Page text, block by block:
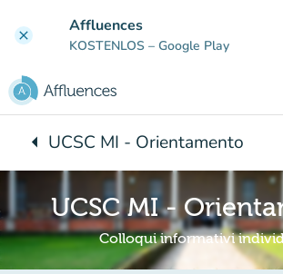
clear Affluences
KOSTENLOS – Google Play
arrow_leftZurück zu:
UCSC MI - Orientamento
UCSC MI -
Colloqui informativi